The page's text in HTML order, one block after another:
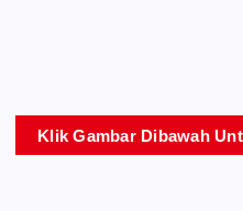
Klik Gambar Dibawah